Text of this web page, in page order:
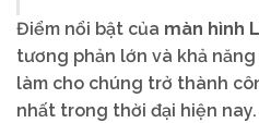
Điểm nổi bật của màn hình
tương phản lớn và khả
làm cho chúng trở thành
nhất trong thời đại hiện